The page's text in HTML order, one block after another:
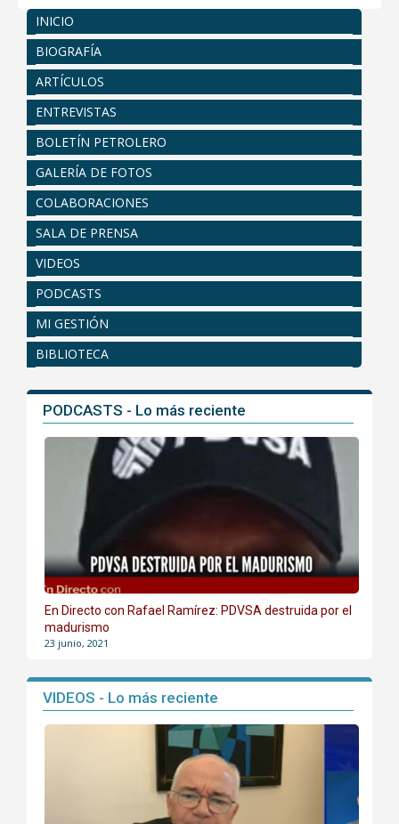
INICIO
BIOGRAFÍA
ARTÍCULOS
ENTREVISTAS
BOLETÍN PETROLERO
GALERÍA DE FOTOS
COLABORACIONES
SALA DE PRENSA
VIDEOS
PODCASTS
MI GESTIÓN
BIBLIOTECA
PODCASTS - Lo más reciente
En Directo con Rafael Ramírez: PDVSA destruida por el
madurismo
23 junio, 2021
VIDEOS - Lo más reciente